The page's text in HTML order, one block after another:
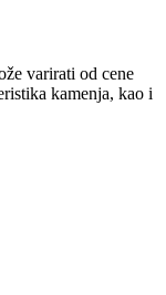
varirati od cene
kamenja, kao i